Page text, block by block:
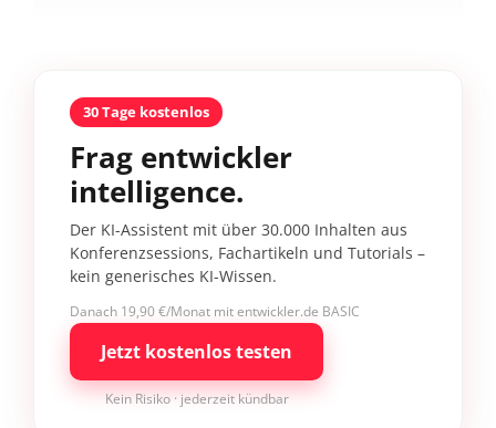
30 Tage kostenlos
Frag entwickler
intelligence.
Der KI-Assistent mit über 30.000 Inhalten aus
Konferenzsessions, Fachartikeln und Tutorials –
kein generisches KI-Wissen.
Danach 19,90 €/Monat mit entwickler.de BASIC
Jetzt kostenlos testen
Kein Risiko · jederzeit kündbar